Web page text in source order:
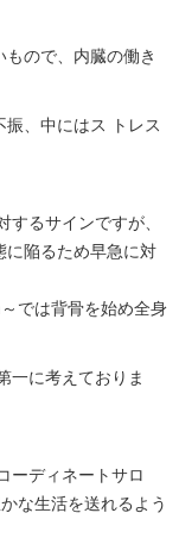
ので、内臓の働き
、中にはス トレス
るサインですが、
に陥るため早急に対
では背骨を始め全身
一に考えておりま
ーディネートサロ
な生活を送れるよう